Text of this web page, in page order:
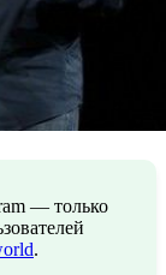
— только
.